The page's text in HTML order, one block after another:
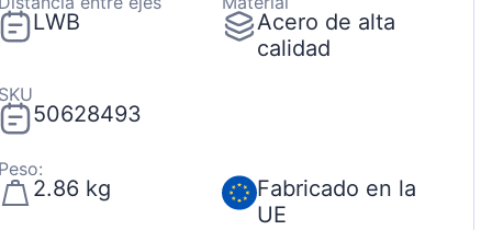
LWB
Acero de alta
calidad
50628493
2.86 kg
Fabricado en la
UE